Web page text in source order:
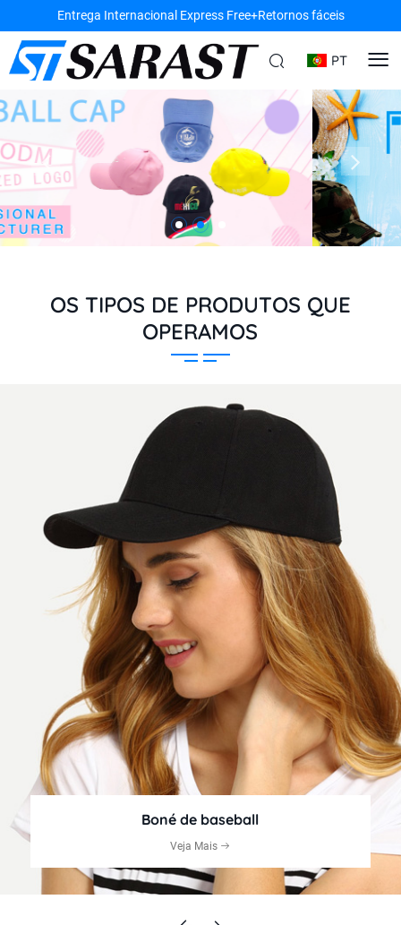
Entrega Internacional Express Free+Retornos fáceis
PT
OS TIPOS DE PRODUTOS QUE
OPERAMOS
Boné de baseball
Veja Mais